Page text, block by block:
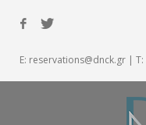
E: reservations@dnck.gr | T: